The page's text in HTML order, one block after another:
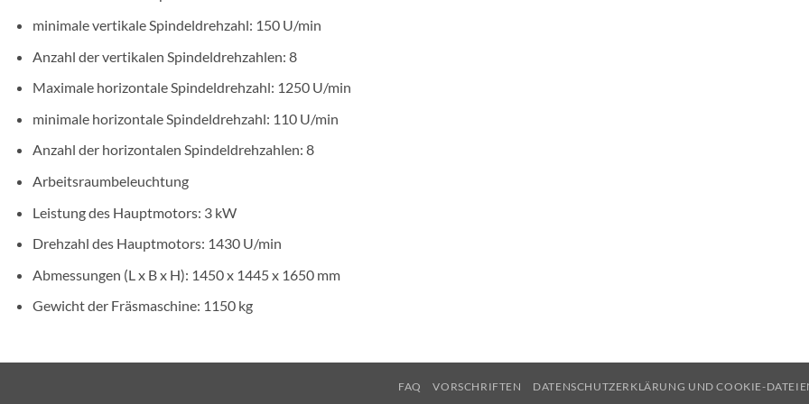
minimale vertikale Spindeldrehzahl: 150 U/min
Anzahl der vertikalen Spindeldrehzahlen: 8
Maximale horizontale Spindeldrehzahl: 1250 U/min
minimale horizontale Spindeldrehzahl: 110 U/min
Anzahl der horizontalen Spindeldrehzahlen: 8
Arbeitsraumbeleuchtung
Leistung des Hauptmotors: 3 kW
Drehzahl des Hauptmotors: 1430 U/min
Abmessungen (L x B x H): 1450 x 1445 x 1650 mm
Gewicht der Fräsmaschine: 1150 kg
FAQ VORSCHRIFTEN DATENSCHUTZERKLÄRUNG UND COOKIE-